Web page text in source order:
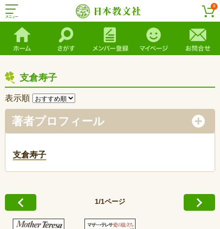
0
支倉寿子
表示順
著者プロフィール
支倉寿子
1/1ページ